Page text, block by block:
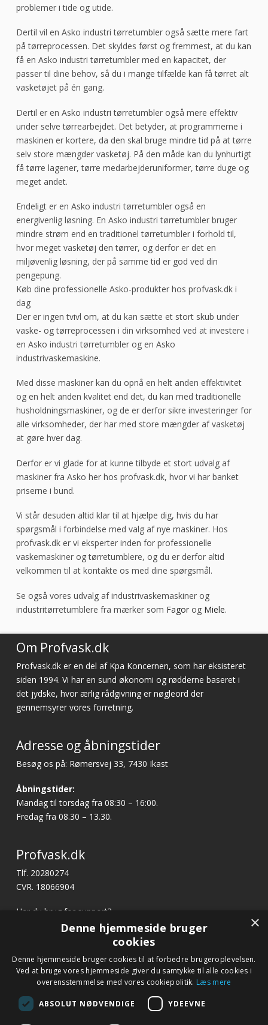
problemer i tide og utide.
Dertil vil en Asko industri tørretumbler også sætte mere fart
på tørreprocessen. Det skyldes først og fremmest, at du kan
få en Asko industri tørretumbler med en kapacitet, der
passer til dine behov, så du i mange tilfælde kan få tørret alt
vasketøjet på én gang.
Dertil er en Asko industri tørretumbler også mere effektiv
under selve tørrearbejdet. Det betyder, at programmerne i
maskinen er kortere, da den skal bruge mindre tid på at tørre
selv store mængder vasketøj. På den måde kan du lynhurtigt
få tørre lagener, tørre medarbejderuniformer, tørre duge og
meget andet.
Endeligt er en Asko industri tørretumbler også en
energivenlig løsning. En Asko industri tørretumbler bruger
mindre strøm end en traditionel tørretumbler i forhold til,
hvor meget vasketøj den tørrer, og derfor er det en
miljøvenlig løsning, der på samme tid er god ved din
pengepung.
Køb dine professionelle Asko-produkter hos profvask.dk i
dag
Der er ingen tvivl om, at du kan sætte et stort skub under
vaske- og tørreprocessen i din virksomhed ved at investere i
en Asko industri tørretumbler og en Asko
industrivaskemaskine.
Med disse maskiner kan du opnå en helt anden effektivitet
og en helt anden kvalitet end det, du kan med traditionelle
husholdningsmaskiner, og de er derfor sikre investeringer for
alle virksomheder, der har med store mængder af vasketøj
at gøre hver dag.
Derfor er vi glade for at kunne tilbyde et stort udvalg af
maskiner fra Asko her hos profvask.dk, hvor vi har banket
priserne i bund.
Vi står desuden altid klar til at hjælpe dig, hvis du har
spørgsmål i forbindelse med valg af nye maskiner. Hos
profvask.dk er vi eksperter inden for professionelle
vaskemaskiner og tørretumblere, og du er derfor altid
velkommen til at kontakte os med dine spørgsmål.
Se også vores udvalg af industrivaskemaskiner og
industritørretumblere fra mærker som Fagorog Miele.
Om Profvask.dk
Profvask.dk er en del af Kpa Koncernen, som har eksisteret
siden 1994. Vi har en sund økonomi og rødderne baseret i
det jydske, hvor ærlig rådgivning er nøgleord der
gennemsyrer vores forretning.
Adresse og åbningstider
Besøg os på: Rømersvej 33, 7430 Ikast
Åbningstider:
Mandag til torsdag fra 08:30 – 16:00.
Fredag fra 08.30 – 13.30.
Profvask.dk
Tlf. 20280274
CVR. 18066904
Har du brug for support?
profvask@kpa.dk
Hurtige links
Betingelser og garanti
Kontakt
Fagor.dk
Bliv ringet op
Ring til os på tlf. 20 28 02 74 eller notér dit nummer
nedenfor, så kontakter vi dig.
×
Denne hjemmeside bruger
cookies
Denne hjemmeside bruger cookies til at forbedre brugeroplevelsen.
Ved at bruge vores hjemmeside giver du samtykke til alle cookies i
overensstemmelse med vores cookiepolitik. Læs mere
ABSOLUT NØDVENDIGE YDEEVNE